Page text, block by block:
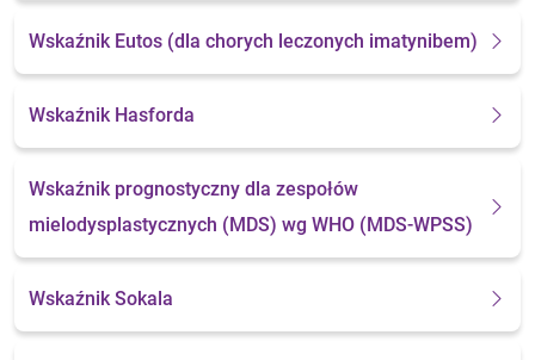
Wskaźnik Eutos (dla chorych leczonych imatynibem)
Wskaźnik Hasforda
Wskaźnik prognostyczny dla zespołów
mielodysplastycznych (MDS) wg WHO (MDS-WPSS)
Wskaźnik Sokala